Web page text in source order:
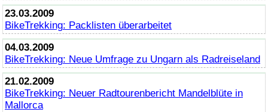
23.03.2009
BikeTrekking: Packlisten überarbeitet
04.03.2009
BikeTrekking: Neue Umfrage zu Ungarn als Radreiseland
21.02.2009
BikeTrekking: Neuer Radtourenbericht Mandelblüte in
Mallorca